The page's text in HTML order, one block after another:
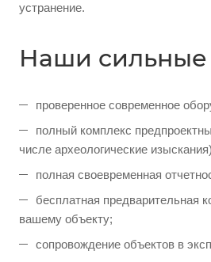
устранение.
Наши сильные
проверенное современное
полный комплекс
числе археологические
полная своевременная
бесплатная предварительная
вашему объекту;
сопровождение объектов в